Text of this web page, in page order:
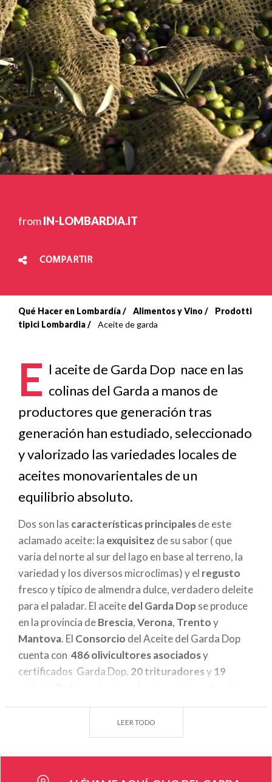
fromIN-LOMBARDIA.IT
COMPARTIR
Sobrescribir
de
ayuda
a
la
navegación
Qué Hacer en Lombardía Alimentos y Vino
Prodotti
tipici Lombardia
Aceite de garda
E l aceite de Garda Dop nace en las
colinas del Garda a manos de
productores que generación tras
generación han estudiado, seleccionado
y valorizado las variedades locales de
aceites monovarientales de un
equilibrio absoluto.
Dos son las características principalesde este
aclamado aceite: la exquisitez de su sabor ( que
varia del norte al sur del lago en base al terreno, la
variedad y los diversos microclimas) y el regusto
fresco y típico de almendra dulce, verdadero deleite
para el paladar. El aceitedel Garda Dop se produce
en la provincia deBrescia,Verona, Trentoy
Mantova. El Consorcio del Aceite del Garda Dop
cuenta con 486 olivicultores asociadosy
certificados Garda Dop, 20 trituradoresy19
lago de Garda están subdivididos en67 pueblos,
setenta etiquetas
cultivación de la planta del olivo en la orilla del Lago
di Garda tiene unorigeny tradiciónantigua. Los
LEER TODO